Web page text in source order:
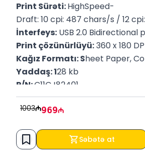
Print Sürəti: HighSpeed-
Draft: 10 cpi: 487 chars/s / 12
İnterfeys: USB 2.0 Bidirectional
Print çözünürlüyü: 360 x 180
Kağız Formatı: Sheet Paper,
Yaddaş: 128 kb
P/N: C11CJ82401
Zəmanət: 12 Ay
1003 969
Səbətə at